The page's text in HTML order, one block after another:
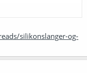
silikonslanger-og-